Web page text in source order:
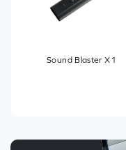
Sound Blaster X1